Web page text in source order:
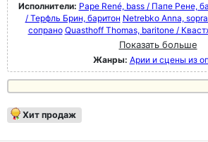
Исполнители: Pape René, bass / Папе Рене,
/ Терфль Брин, баритон Netrebko Anna,
сопрано Quasthoff Thomas, baritone /
Показать больше
Жанры: Арии и сцены из
Хит продаж